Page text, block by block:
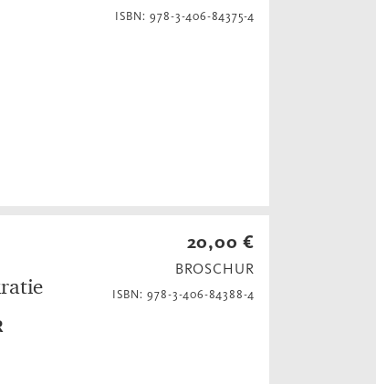
ISBN: 978-3-406-84375-4
20,00 €
BROSCHUR
ISBN: 978-3-406-84388-4